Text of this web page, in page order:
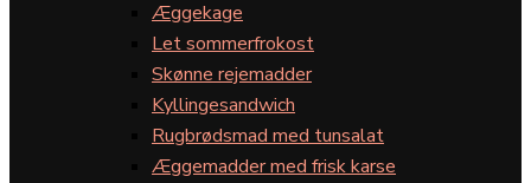
Æggekage
Let sommerfrokost
Skønne rejemadder
Kyllingesandwich
Rugbrødsmad med tunsalat
Æggemadder med frisk karse